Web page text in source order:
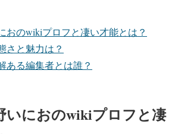
おのwikiプロフと凄い才能とは？
さと魅力は？
ある編集者とは誰？
いにおのwikiプロフと凄